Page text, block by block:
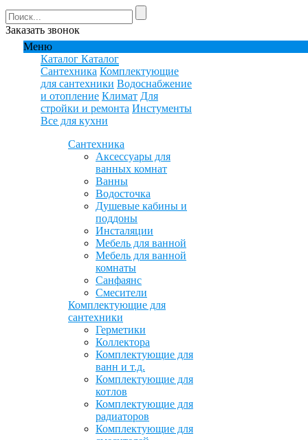
Заказать звонок
Меню
Каталог Каталог
Сантехника Комплектующие
для сантехники Водоснабжение
и отопление Климат Для
стройки и ремонта Инстументы
Все для кухни
Сантехника
Аксессуары для
ванных комнат
Ванны
Водосточка
Душевые кабины и
поддоны
Инсталяции
Мебель для ванной
Мебель для ванной
комнаты
Санфаянс
Смесители
Комплектующие для
сантехники
Герметики
Коллектора
Комплектующие для
ванн и т.д.
Комплектующие для
котлов
Комплектующие для
радиаторов
Комплектующие для